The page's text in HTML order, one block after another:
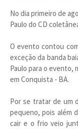
No dia primeiro de
Paulo do CD
O evento contou
exceção da banda
Paulo para o evento,
em Conquista - BA.
Por se tratar de um
pequeno, pois além
cair e o frio veio